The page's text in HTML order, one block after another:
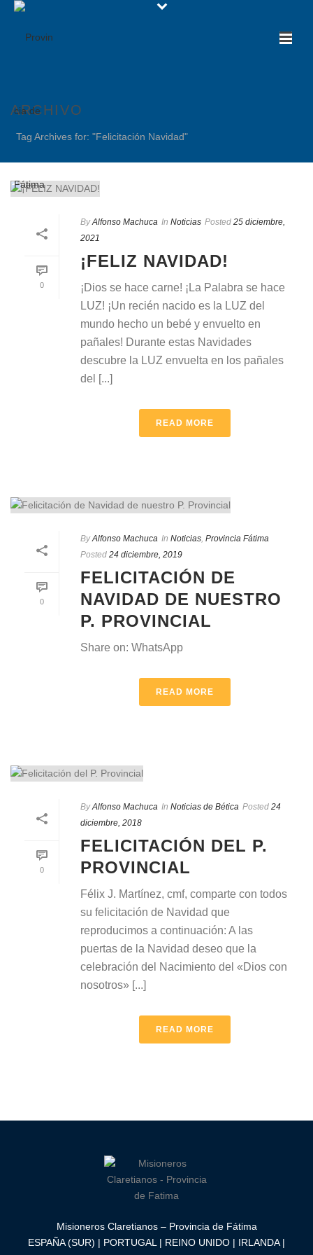
ARCHIVO
Tag Archives for: "Felicitación Navidad"
0
By Alfonso Machuca In Noticias Posted 25 diciembre,
2021
¡FELIZ NAVIDAD!
¡Dios se hace carne! ¡La Palabra se hace
LUZ! ¡Un recién nacido es la LUZ del
mundo hecho un bebé y envuelto en
pañales! Durante estas Navidades
descubre la LUZ envuelta en los pañales
del [...]
READ MORE
0
By Alfonso Machuca In Noticias Provincia Fátima
Posted 24 diciembre, 2019
FELICITACIÓN DE
NAVIDAD DE NUESTRO
P. PROVINCIAL
Share on: WhatsApp
READ MORE
0
By Alfonso Machuca In Noticias de Bética Posted 24
diciembre, 2018
FELICITACIÓN DEL P.
PROVINCIAL
Félix J. Martínez, cmf, comparte con todos
su felicitación de Navidad que
reproducimos a continuación: A las
puertas de la Navidad deseo que la
celebración del Nacimiento del «Dios con
nosotros» [...]
READ MORE
Misioneros Claretianos – Provincia de Fátima
ESPAÑA (SUR) | PORTUGAL | REINO UNIDO | IRLANDA |